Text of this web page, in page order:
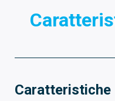
Caratteristiche